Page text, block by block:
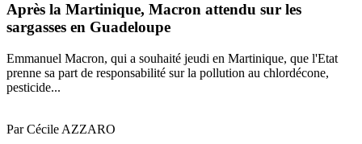
Après la Martinique, Macron attendu sur les
sargasses en Guadeloupe
Emmanuel Macron, qui a souhaité jeudi en Martinique, que l'Etat
prenne sa part de responsabilité sur la pollution au chlordécone,
pesticide...
Par Cécile AZZARO